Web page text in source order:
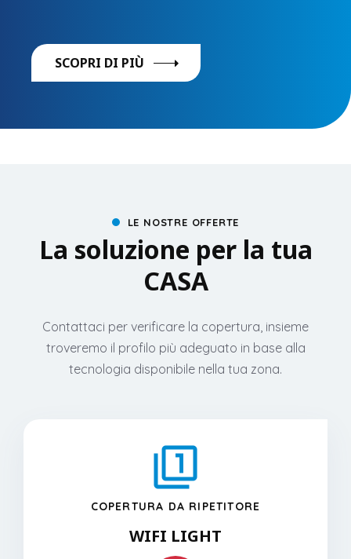
SCOPRI DI PIÙ
LE NOSTRE OFFERTE
La soluzione per la tua
CASA
Contattaci per verificare la copertura, insieme
troveremo il profilo più adeguato in base alla
tecnologia disponibile nella tua zona.
COPERTURA DA RIPETITORE
WIFI LIGHT